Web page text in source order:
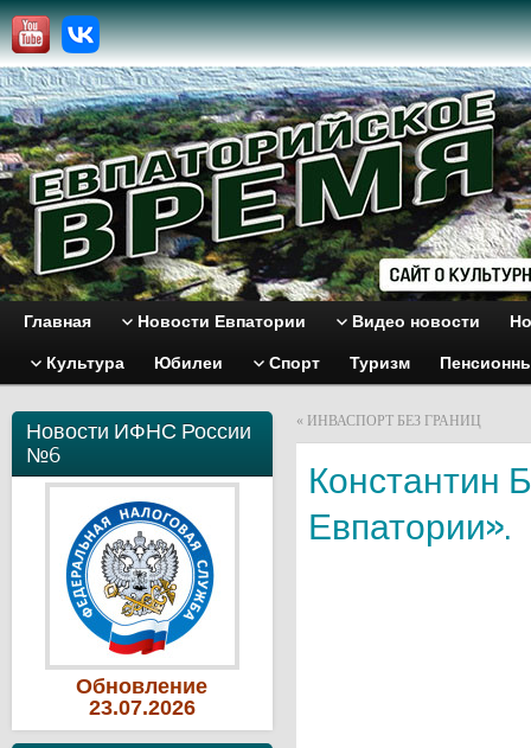
Главная Новости Евпатории Видео новости
Культура Юбилеи Спорт Туризм
Новости ИФНС России
№6
Обновление
23.07.2026
« ИНВАСПОРТ БЕЗ ГРАНИЦ
Константин
Евпатории».